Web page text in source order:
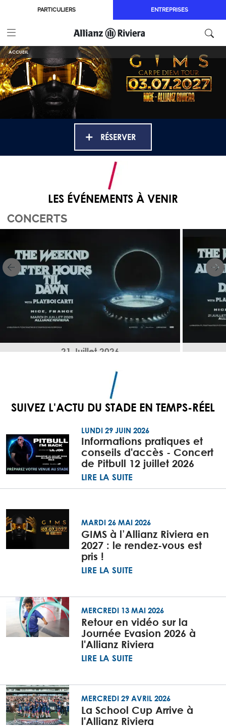
Aller au contenu principal
PARTICULIERS ENTREPRISES
ACCUEIL
RÉSERVER
LES ÉVÉNEMENTS À VENIR
CONCERTS
21 Juillet 2026
SUIVEZ L'ACTU DU STADE EN TEMPS-RÉEL
LUNDI 29 JUIN 2026
Informations pratiques et
conseils d'accès - Concert
de Pitbull 12 juillet 2026
LIRE LA SUITE
MARDI 26 MAI 2026
GIMS à l’Allianz Riviera en
2027 : le rendez-vous est
pris !
LIRE LA SUITE
MERCREDI 13 MAI 2026
Retour en vidéo sur la
Journée Evasion 2026 à
l'Allianz Riviera
LIRE LA SUITE
MERCREDI 29 AVRIL 2026
La School Cup Arrive à
l'Allianz Riviera